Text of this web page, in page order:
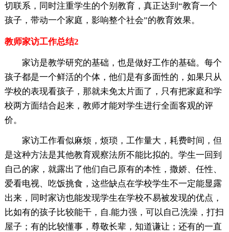
切联系，同时注重学生的个别教育，真正达到“教育一个
孩子，带动一个家庭，影响整个社会”的教育效果。
教师家访工作总结2
家访是教学研究的基础，也是做好工作的基础。每个
孩子都是一个鲜活的个体，他们是有多面性的，如果只从
学校的表现看孩子，那就未免太片面了，只有把家庭和学
校两方面结合起来，教师才能对学生进行全面客观的评
价。
家访工作看似麻烦，烦琐，工作量大，耗费时间，但
是这种方法是其他教育观察法所不能比拟的。学生一回到
自己的家，就露出了他们自己原有的本性，撒娇、任性、
爱看电视、吃饭挑食，这些缺点在学校学生不一定能显露
出来，同时家访也能发现学生在学校不易被发现的优点，
比如有的孩子比较能干，自.能力强，可以自己洗澡，打扫
屋子；有的比较懂事，尊敬长辈，知道谦让；还有的一直